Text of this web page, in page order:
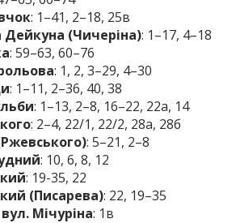
: 1–41, 2–18, 25в
Дейкуна (Чичеріна): 1–17, 4–18
: 59–63, 60–76
: 1, 2, 3–29, 4–30
: 1–11, 2–36, 40, 38
: 1–13, 2–8, 16–22, 22а, 14
: 2–4, 22/1, 22/2, 28а, 28б
: 5–21, 2–8
: 10, 6, 8, 12
: 19-35, 22
(Писарева): 22, 19–35
Мічуріна: 1в